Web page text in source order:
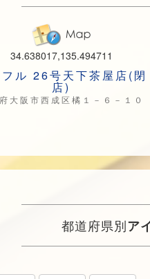
34.638017,135.494711
ル 26号天下茶屋店(閉
店)
大阪市西成区橘１－６－１０
都道府県別ア